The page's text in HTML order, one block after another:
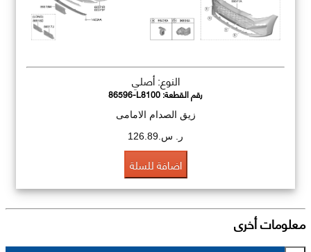
النوع: أصلي
رقم القطعة:86596-L8100
زيق الصدام الامامى
ر. س.126.89
اضافة للسلة
معلومات أخرى